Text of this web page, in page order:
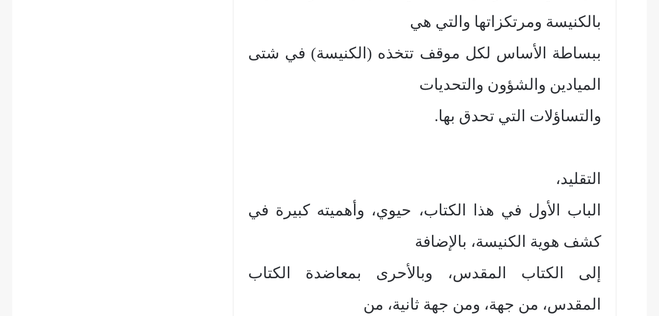
بالكنيسة ومرتكزاتها والتي هي
ببساطة الأساس لكل موقف تتخذه (الكنيسة) في شتى
الميادين والشؤون والتحديات
والتساؤلات التي تحدق بها.
التقليد،
الباب الأول في هذا الكتاب، حيوي، وأهميته كبيرة في
كشف هوية الكنيسة، بالإضافة
إلى الكتاب المقدس، وبالأحرى بمعاضدة الكتاب
المقدس، من جهة، ومن جهة ثانية، من